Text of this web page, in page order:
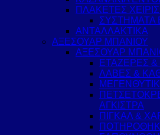
ΠΛΑΚΕΤΕΣ
ΣΥΣΤΗΜΑΤΑ
ΑΝΤΑΛΛΑΚΤΙΚΑ
ΑΞΕΣΟΥΑΡ ΜΠΑΝΙΟΥ
ΑΞΕΣΟΥΑΡ
ΕΤΑΖΕΡΕΣ
ΛΑΒΕΣ &
ΑΓΚΙΣΤΡΑ
ΠΙΓΚΑΛ &